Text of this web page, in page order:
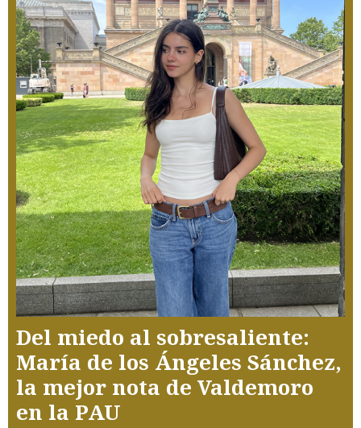
Del miedo al sobresaliente:
María de los Ángeles Sánchez,
la mejor nota de Valdemoro
en la PAU